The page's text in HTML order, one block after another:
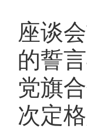
座谈
的誓
党旗
次定